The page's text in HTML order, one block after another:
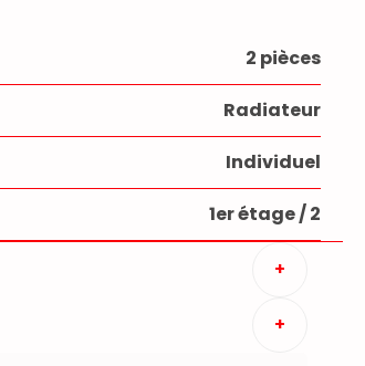
2 pièces
Radiateur
Individuel
1er étage / 2
+
+